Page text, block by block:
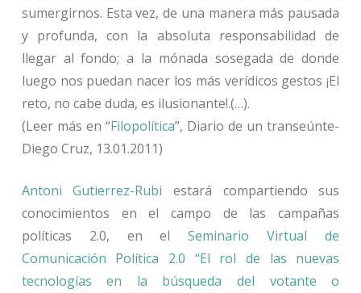
sumergirnos. Esta vez, de una manera más pausada
y profunda, con la absoluta responsabilidad de
llegar al fondo; a la mónada sosegada de donde
luego nos puedan nacer los más verídicos gestos ¡El
reto, no cabe duda, es ilusionante!.(…).
(Leer más en “Filopolítica”, Diario de un transeúnte-
Diego Cruz, 13.01.2011)
Antoni Gutierrez-Rubi estará compartiendo sus
conocimientos en el campo de las campañas
políticas 2.0, en elSeminario Virtual de
Comunicación Política 2.0 “El rol de las nuevas
tecnologías en la búsqueda del votante o